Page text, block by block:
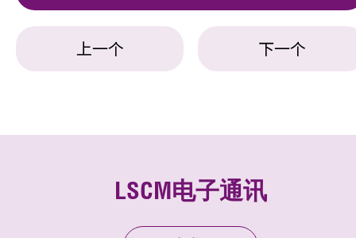
上一个 下一个
LSCM电子通讯